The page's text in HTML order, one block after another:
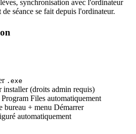
synchronisation avec l'ordinateur
séance se fait depuis l'ordinateur.
.exe
(droits admin requis)
Files automatiquement
bureau + menu Démarrer
automatiquement